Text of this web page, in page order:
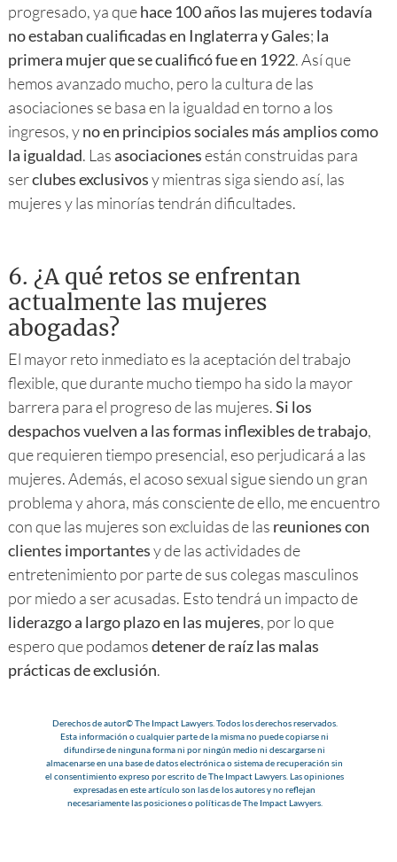
progresado, ya quehace 100 años las mujeres todavía
no estaban cualificadas en Inglaterra y Gales; la
primera mujer que se cualificó fue en 1922. Así que
hemos avanzado mucho, pero la cultura de las
asociaciones se basa en la igualdad en torno a los
ingresos, yno en principios sociales más amplios como
la igualdad. Lasasociacionesestán construidas para
serclubes exclusivosy mientras siga siendo así, las
mujeres y las minorías tendrán dificultades.
6. ¿A qué retos se enfrentan
actualmente las mujeres
abogadas?
El mayor reto inmediato es la aceptación del trabajo
flexible, que durante mucho tiempo ha sido la mayor
barrera para el progreso de las mujeres.Si los
despachos vuelven a las formas inflexibles de trabajo,
que requieren tiempo presencial, eso perjudicará a las
mujeres. Además, el acoso sexual sigue siendo un gran
problema y ahora, más consciente de ello, me encuentro
con que las mujeres son excluidas de las reuniones con
clientes importantesy de las actividades de
entretenimiento por parte de sus colegas masculinos
por miedo a ser acusadas. Esto tendrá un impacto de
liderazgo a largo plazo en las mujeres, por lo que
espero que podamosdetener de raíz las malas
prácticas de exclusión.
Derechos de autor© The Impact Lawyers. Todos los derechos reservados.
Esta información o cualquier parte de la misma no puede copiarse ni
difundirse de ninguna forma ni por ningún medio ni descargarse ni
almacenarse en una base de datos electrónica o sistema de recuperación sin
el consentimiento expreso por escrito de The Impact Lawyers. Las opiniones
expresadas en este artículo son las de los autores y no reflejan
necesariamente las posiciones o políticas de The Impact Lawyers.